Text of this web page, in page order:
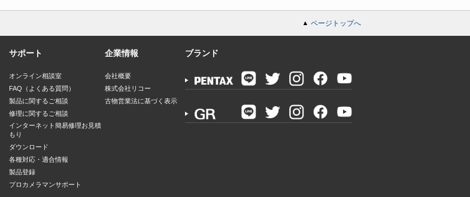
ページトップへ
サポート
オンライン相談室
FAQ（よくある質問）
製品に関するご相談
修理に関するご相談
インターネット簡易修理お見積
もり
ダウンロード
各種対応・適合情報
製品登録
プロカメラマンサポート
企業情報
会社概要
株式会社リコー
古物営業法に基づく表示
ブランド